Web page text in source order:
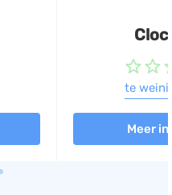
te
Meer